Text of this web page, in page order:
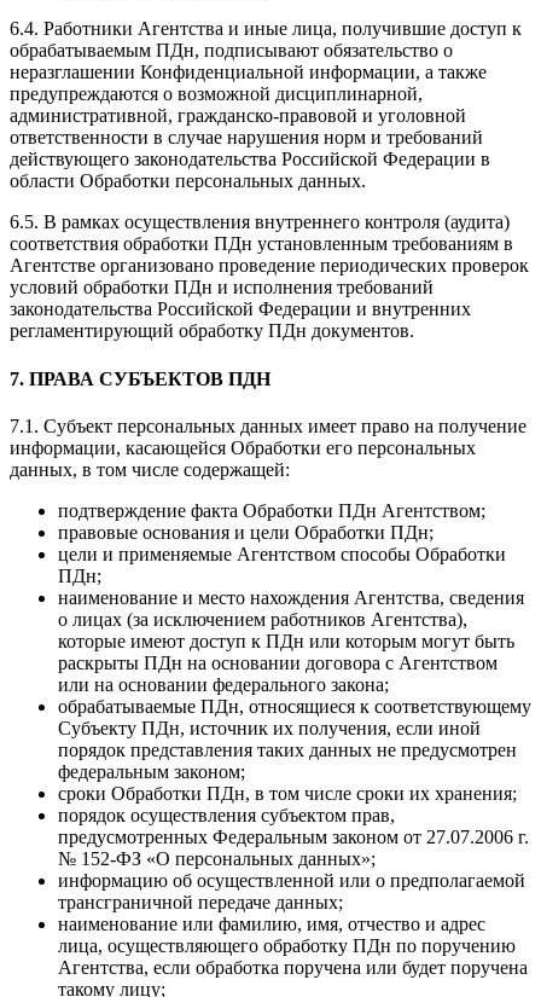
6.4. Работники Агентства и иные лица, получившие доступ к
обрабатываемым ПДн, подписывают обязательство о
неразглашении Конфиденциальной информации, а также
предупреждаются о возможной дисциплинарной,
административной, гражданско-правовой и уголовной
ответственности в случае нарушения норм и требований
действующего законодательства Российской Федерации в
области Обработки персональных данных.
6.5. В рамках осуществления внутреннего контроля (аудита)
соответствия обработки ПДн установленным требованиям в
Агентстве организовано проведение периодических проверок
условий обработки ПДн и исполнения требований
законодательства Российской Федерации и внутренних
регламентирующий обработку ПДн документов.
7. ПРАВА СУБЪЕКТОВ ПДН
7.1. Субъект персональных данных имеет право на получение
информации, касающейся Обработки его персональных
данных, в том числе содержащей:
подтверждение факта Обработки ПДн Агентством;
правовые основания и цели Обработки ПДн;
цели и применяемые Агентством способы Обработки
ПДн;
наименование и место нахождения Агентства, сведения
о лицах (за исключением работников Агентства),
которые имеют доступ к ПДн или которым могут быть
раскрыты ПДн на основании договора с Агентством
или на основании федерального закона;
обрабатываемые ПДн, относящиеся к соответствующему
Субъекту ПДн, источник их получения, если иной
порядок представления таких данных не предусмотрен
федеральным законом;
сроки Обработки ПДн, в том числе сроки их хранения;
порядок осуществления субъектом прав,
предусмотренных Федеральным законом от 27.07.2006 г.
№ 152-ФЗ «О персональных данных»;
информацию об осуществленной или о предполагаемой
трансграничной передаче данных;
наименование или фамилию, имя, отчество и адрес
лица, осуществляющего обработку ПДн по поручению
Агентства, если обработка поручена или будет поручена
такому лицу;